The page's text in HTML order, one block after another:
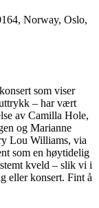
Norway, Oslo,
som viser
– har vært
av Camilla Hole,
og Marianne
Lou Williams, via
som en høytidelig
kveld – slik vi i
eller konsert. Fint å